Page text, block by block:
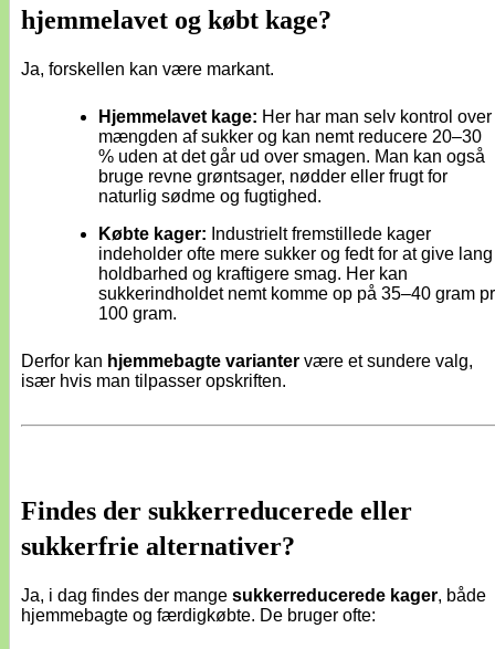
hjemmelavet og købt kage?
Ja, forskellen kan være markant.
Hjemmelavet kage: Her har man selv kontrol over
mængden af sukker og kan nemt reducere 20–30
% uden at det går ud over smagen. Man kan også
bruge revne grøntsager, nødder eller frugt for
naturlig sødme og fugtighed.
Købte kager: Industrielt fremstillede kager
indeholder ofte mere sukker og fedt for at give lang
holdbarhed og kraftigere smag. Her kan
sukkerindholdet nemt komme op på 35–40 gram
100 gram.
Derfor kan hjemmebagte varianter være et sundere valg,
især hvis man tilpasser opskriften.
Findes der sukkerreducerede eller
sukkerfrie alternativer?
Ja, i dag findes der mange sukkerreducerede kager, både
hjemmebagte og færdigkøbte. De bruger ofte: